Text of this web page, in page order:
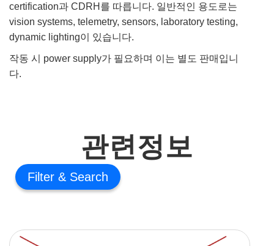
certification과 CDRH를 따릅니다. 일반적인 용도로는
vision systems, telemetry, sensors, laboratory testing,
dynamic lighting이 있습니다.
작동 시 power supply가 필요하며 이는 별도 판매입니
다.
관련정보
Filter